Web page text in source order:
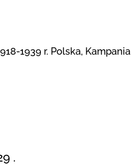
1939 r. Polska, Kampania
.